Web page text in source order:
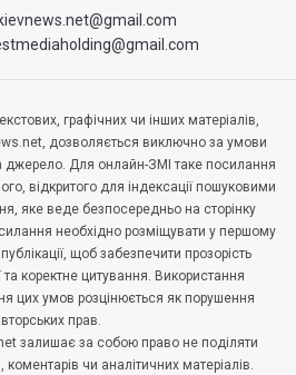
kievnews.net@gmail.com
графічних чи інших матеріалів,
дозволяється виключно за умови
джерело. Для онлайн-ЗМІ таке посилання
відкритого для індексації пошуковими
яке веде безпосередньо на сторінку
необхідно розміщувати у першому
щоб забезпечити прозорість
коректне цитування. Використання
цих умов розцінюється як порушення
прав.
залишає за собою право не поділяти
коментарів чи аналітичних матеріалів.